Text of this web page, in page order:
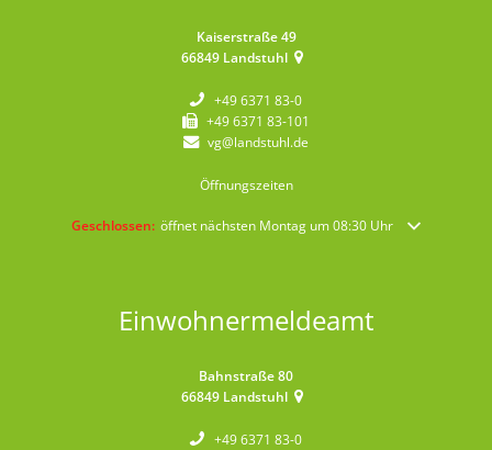
Kaiserstraße 49
66849 Landstuhl
+49 6371 83-0
+49 6371 83-101
vg@landstuhl.de
Öffnungszeiten
Klicken, um weitere Öffnungs- oder Schließzeiten auszublenden
Geschlossen: öffnet nächsten Montag um 08:30 Uhr
Einwohnermeldeamt
Bahnstraße 80
66849 Landstuhl
+49 6371 83-0